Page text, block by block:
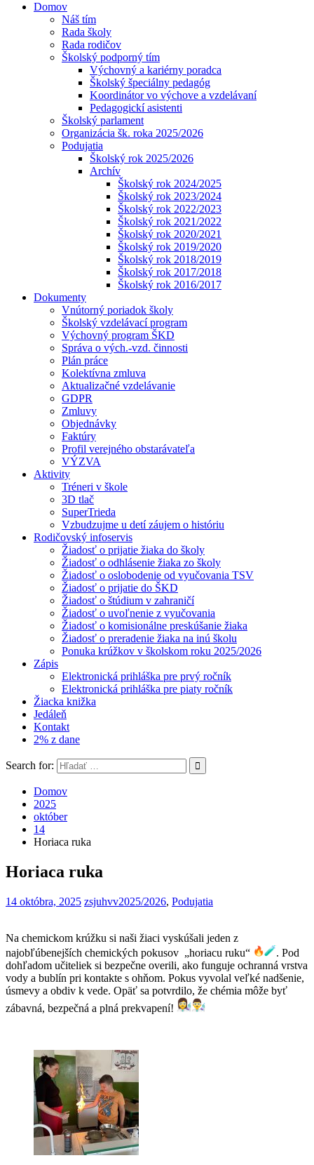
Domov
Náš tím
Rada školy
Rada rodičov
Školský podporný tím
Výchovný a kariérny poradca
Školský špeciálny pedagóg
Koordinátor vo výchove a vzdelávaní
Pedagogickí asistenti
Školský parlament
Organizácia šk. roka 2025/2026
Podujatia
Školský rok 2025/2026
Archív
Školský rok 2024/2025
Školský rok 2023/2024
Školský rok 2022/2023
Školský rok 2021/2022
Školský rok 2020/2021
Školský rok 2019/2020
Školský rok 2018/2019
Školský rok 2017/2018
Školský rok 2016/2017
Dokumenty
Vnútorný poriadok školy
Školský vzdelávací program
Výchovný program ŠKD
Správa o vých.-vzd. činnosti
Plán práce
Kolektívna zmluva
Aktualizačné vzdelávanie
GDPR
Zmluvy
Objednávky
Faktúry
Profil verejného obstarávateľa
VÝZVA
Aktivity
Tréneri v škole
3D tlač
SuperTrieda
Vzbudzujme u detí záujem o históriu
Rodičovský infoservis
Žiadosť o prijatie žiaka do školy
Žiadosť o odhlásenie žiaka zo školy
Žiadosť o oslobodenie od vyučovania TSV
Žiadosť o prijatie do ŠKD
Žiadosť o štúdium v zahraničí
Žiadosť o uvoľnenie z vyučovania
Žiadosť o komisionálne preskúšanie žiaka
Žiadosť o preradenie žiaka na inú školu
Ponuka krúžkov v školskom roku 2025/2026
Zápis
Elektronická prihláška pre prvý ročník
Elektronická prihláška pre piaty ročník
Žiacka knižka
Jedáleň
Kontakt
2% z dane
Search for:
Domov
2025
október
14
Horiaca ruka
Horiaca ruka
14 októbra, 2025 zsjuhvv2025/2026, Podujatia
Na chemickom krúžku si naši žiaci vyskúšali jeden z
najobľúbenejších chemických pokusov „horiacu ruku“
. Pod
dohľadom učiteliek si bezpečne overili, ako funguje ochranná vrstva
vody a bublín pri kontakte s ohňom. Pokus vyvolal veľké nadšenie,
úsmevy a obdiv k vede. Opäť sa potvrdilo, že chémia môže byť
zábavná, bezpečná a plná prekvapení!